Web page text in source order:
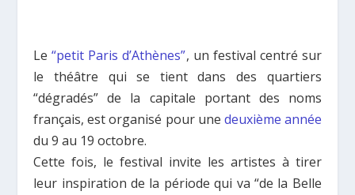
Le“petit Paris d’Athènes”, un festival centré sur
le théâtre qui se tient dans des quartiers
“dégradés” de la capitale portant des noms
français, est organisé pour une deuxième année
du 9 au 19 octobre.
Cette fois, le festival invite les artistes à tirer
leur inspiration de la période qui va “de la Belle